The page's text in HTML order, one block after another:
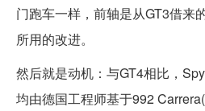
门跑车一样，前轴是从GT3借来
所用的改进。
然后就是动机：与GT4相比，
均由德国工程师基于992